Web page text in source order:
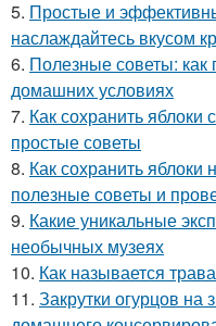
5. Простые и
наслаждайтесь вкусом
6. Полезные советы: как
домашних условиях
7. Как сохранить
простые советы
8. Как сохранить
полезные советы и
9. Какие уникальные
необычных музеях
10. Как называется
11. Закрутки огурцов